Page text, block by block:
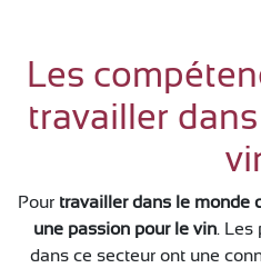
Les
travailler
Pour travailler dans le monde
une passion pour le vin. Les
dans ce secteur ont une